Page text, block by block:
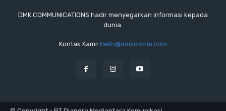
DMK COMMUNICATIONS hadir menyegarkan informasi kepada
dunia.
Kontak Kami: hello@dmkcomm.com